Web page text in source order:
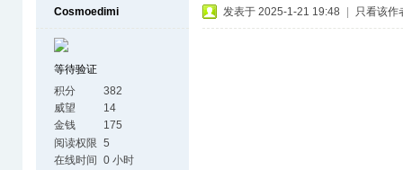
Cosmoedimi
等待验证
积分
382
威望
14
金钱
175
阅读权限 5
在线时间 0 小时
发表于 2025-1-21 19:48 只看该作